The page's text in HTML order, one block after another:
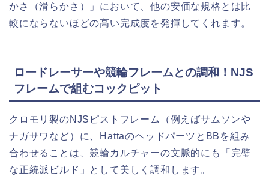
かさ（滑らかさ）」において、他の安価な規格とは比
較にならないほどの高い完成度を発揮してくれます。
ロードレーサーや競輪フレームとの調和！NJS
フレームで組むコックピット
クロモリ製のNJSピストフレーム（例えばサムソンや
ナガサワなど）に、HattaのヘッドパーツとBBを組み
合わせることは、競輪カルチャーの文脈的にも「完璧
な正統派ビルド」として美しく調和します。